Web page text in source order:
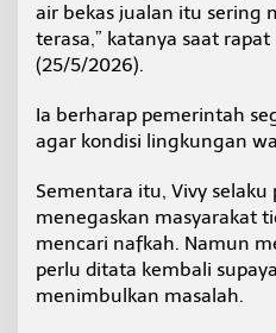
air bekas jualan itu sering
terasa,” katanya saat
(25/5/2026).
Ia berharap pemerintah
agar kondisi lingkungan
Sementara itu, Vivy
menegaskan masyarakat
mencari nafkah. Namun
perlu ditata kembali
menimbulkan masalah.